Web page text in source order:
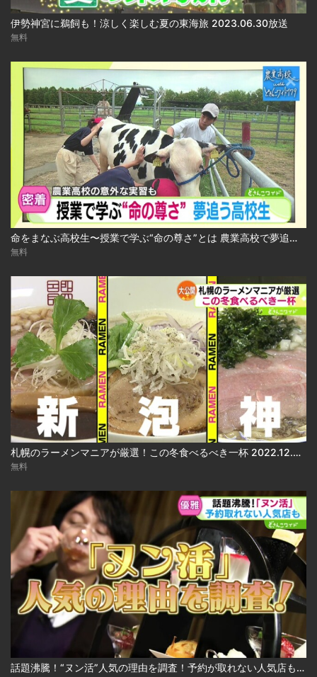
伊勢神宮に鵜飼も！涼しく楽しむ夏の東海旅 2023.06.30放送
無料
命をまなぶ高校生〜授業で学ぶ“命の尊さ”とは 農業高校で夢追う生徒たち 2024.10.29放送
無料
札幌のラーメンマニアが厳選！この冬食べるべき一杯 2022.12.05放送
無料
話題沸騰！“ヌン活”人気の理由を調査！予約が取れない人気店も 2024.12.24放送